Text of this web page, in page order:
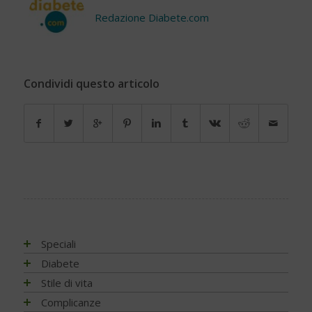
Redazione Diabete.com
Condividi questo articolo
Speciali
Antiossidanti e radicali liberi
Assistenza e diabete
Associazioni di pazienti con diabete
Diabete
Impatto socio-sanitario
Mondo, Europa
Conoscere il diabete
Stile di vita
Linee guida e consigli
Complicanze